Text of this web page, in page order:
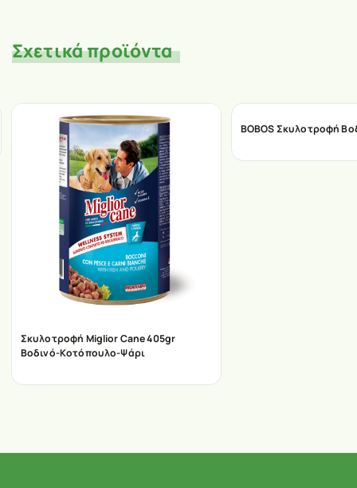
Σχετικά προϊόντα
Σκυλοτροφή Miglior Cane 405gr
Βοδινό-Κοτόπουλο-Ψάρι
BOBOS Σκυλοτροφή